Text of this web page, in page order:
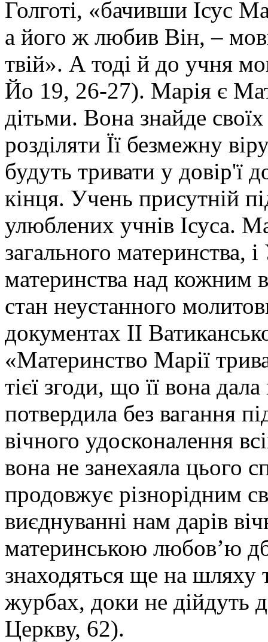
Голготі, «бачивши Ісус
а його ж любив Він, –
твій». А тоді й до учня
Йо 19, 26-27). Марія є
дітьми. Вона знайде
розділяти Її безмежну
будуть тривати у довір'ї
кінця. Учень присутній
улюблених учнів Ісуса.
загального материнства,
материнства над кожним
стан неустанного
документах ІІ
«Материнство Марії
тієї згоди, що її вона
потвердила без вагання
вічного удосконалення
вона не занехаяла цього
продовжує різнорідним
виєднуванні нам дарів
материнською любов’ю
знаходяться ще на шляху
журбах, доки не дійдуть
Церкву, 62).